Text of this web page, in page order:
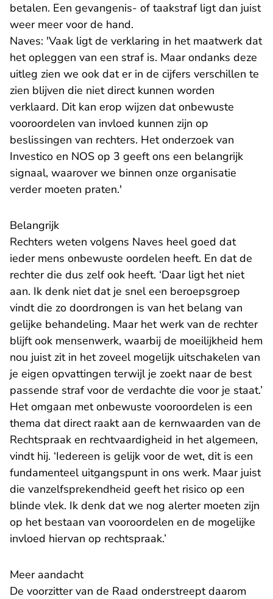
betalen. Een gevangenis- of taakstraf ligt dan juist
weer meer voor de hand.
Naves: 'Vaak ligt de verklaring in het maatwerk dat
het opleggen van een straf is. Maar ondanks deze
uitleg zien we ook dat er in de cijfers verschillen te
zien blijven die niet direct kunnen worden
verklaard. Dit kan erop wijzen dat onbewuste
vooroordelen van invloed kunnen zijn op
beslissingen van rechters. Het onderzoek van
Investico en NOS op 3 geeft ons een belangrijk
signaal, waarover we binnen onze organisatie
verder moeten praten.'
Belangrijk
Rechters weten volgens Naves heel goed dat
ieder mens onbewuste oordelen heeft. En dat de
rechter die dus zelf ook heeft. ‘Daar ligt het niet
aan. Ik denk niet dat je snel een beroepsgroep
vindt die zo doordrongen is van het belang van
gelijke behandeling. Maar het werk van de rechter
blijft ook mensenwerk, waarbij de moeilijkheid hem
nou juist zit in het zoveel mogelijk uitschakelen van
je eigen opvattingen terwijl je zoekt naar de best
passende straf voor de verdachte die voor je staat.’
Het omgaan met onbewuste vooroordelen is een
thema dat direct raakt aan de kernwaarden van de
Rechtspraak en rechtvaardigheid in het algemeen,
vindt hij. ‘Iedereen is gelijk voor de wet, dit is een
fundamenteel uitgangspunt in ons werk. Maar juist
die vanzelfsprekendheid geeft het risico op een
blinde vlek. Ik denk dat we nog alerter moeten zijn
op het bestaan van vooroordelen en de mogelijke
invloed hiervan op rechtspraak.’
Meer aandacht
De voorzitter van de Raad onderstreept daarom